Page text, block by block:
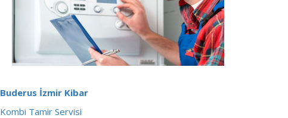
Buderus İzmir Kibar
Kombi Tamir Servisi